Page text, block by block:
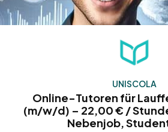
UNISCOLA
Online-Tutoren für
(m/w/d) – 22,00 € /
Nebenjob,